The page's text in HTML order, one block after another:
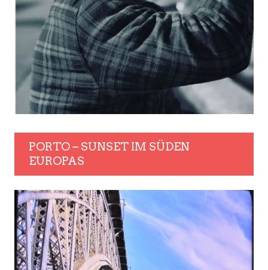
PORTO – SUNSET IM SÜDEN
EUROPAS